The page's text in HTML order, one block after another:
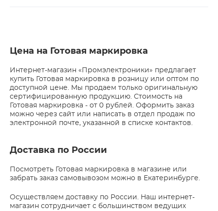
Цена на Готовая маркировка
Интернет-магазин «Промэлектроники» предлагает
купить Готовая маркировка в розницу или оптом по
доступной цене. Мы продаем только оригинальную
сертифицированную продукцию. Стоимость на
Готовая маркировка - от 0 рублей. Оформить заказ
можно через сайт или написать в отдел продаж по
электронной почте, указанной в списке контактов.
Доставка по России
Посмотреть Готовая маркировка в магазине или
забрать заказ самовывозом можно в Екатеринбурге.
Осуществляем доставку по России. Наш интернет-
магазин сотрудничает с большинством ведущих